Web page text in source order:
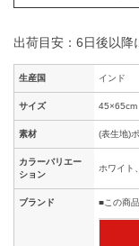
出荷目安：6日後以降
生産国 インド
サイズ 45×65cm
素材 (表生地)
カラーバリエー
ション
ホワイト
ブランド ■この商